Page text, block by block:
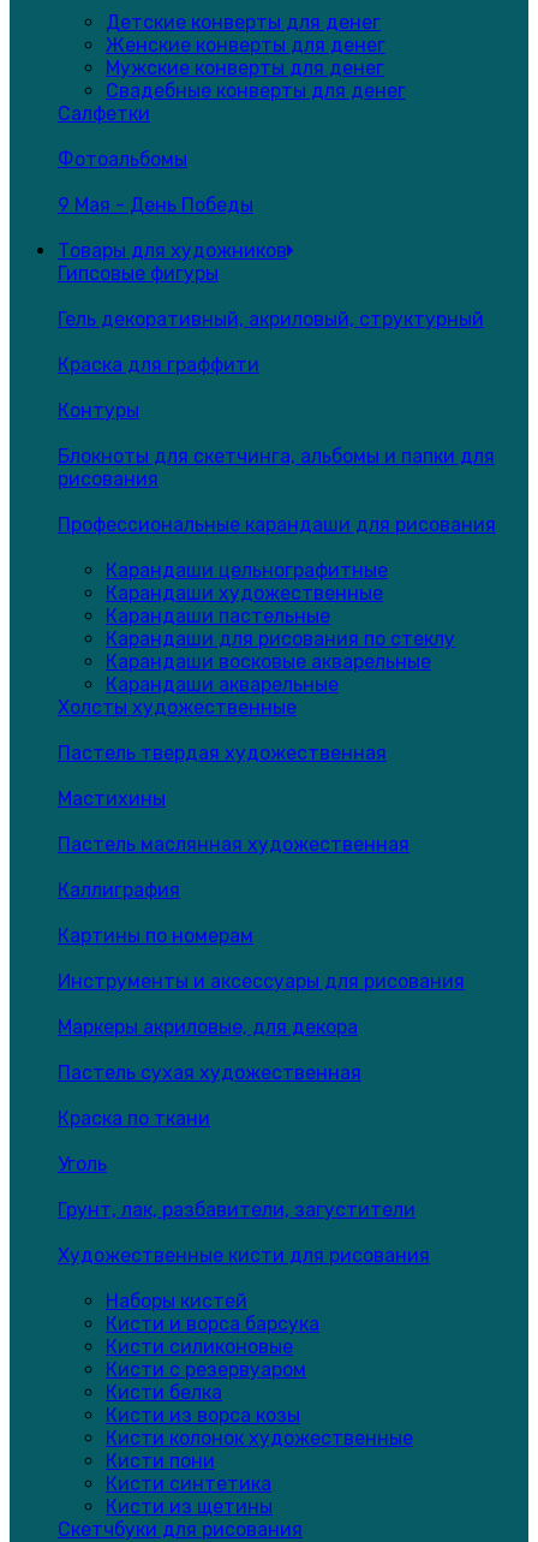
Детские конверты для денег
Женские конверты для денег
Мужские конверты для денег
Свадебные конверты для денег
Салфетки
Фотоальбомы
9 Мая - День Победы
Товары для художников
Гипсовые фигуры
Гель декоративный, акриловый, структурный
Краска для граффити
Контуры
Блокноты для скетчинга, альбомы и папки для
рисования
Профессиональные карандаши для рисования
Карандаши цельнографитные
Карандаши художественные
Карандаши пастельные
Карандаши для рисования по стеклу
Карандаши восковые акварельные
Карандаши акварельные
Холсты художественные
Пастель твердая художественная
Мастихины
Пастель маслянная художественная
Каллиграфия
Картины по номерам
Инструменты и аксессуары для рисования
Маркеры акриловые, для декора
Пастель сухая художественная
Краска по ткани
Уголь
Грунт, лак, разбавители, загустители
Художественные кисти для рисования
Наборы кистей
Кисти и ворса барсука
Кисти силиконовые
Кисти с резервуаром
Кисти белка
Кисти из ворса козы
Кисти колонок художественные
Кисти пони
Кисти синтетика
Кисти из щетины
Скетчбуки для рисования